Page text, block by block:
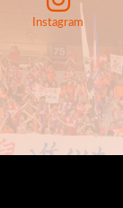
Instagram